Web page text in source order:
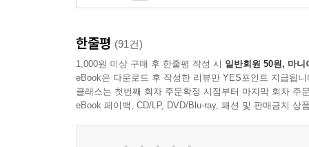
한줄평 (91건)
1,000원 이상 구매 후 한줄평 작성 시 일반회원 50원, 마니
eBook은 다운로드 후 작성한 리뷰만 YES포인트 지급됩니
클래스는 첫번째 회차 주문확정 시점부터 마지막 회차 주
eBook 페이백, CD/LP, DVD/Blu-ray, 패션 및 판매금지 상